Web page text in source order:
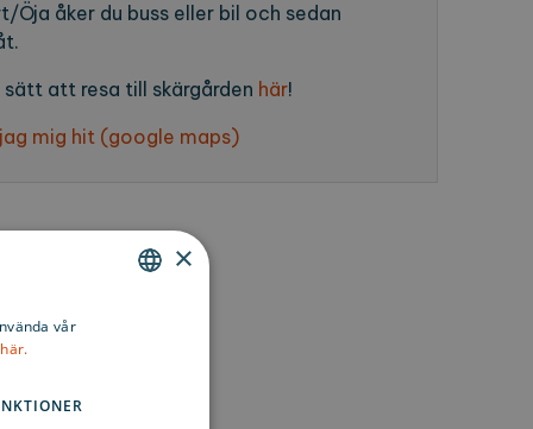
Öja åker du buss eller bil och sedan
sätt att resa till skärgården här!
mig hit (google maps)
×
vår
här.